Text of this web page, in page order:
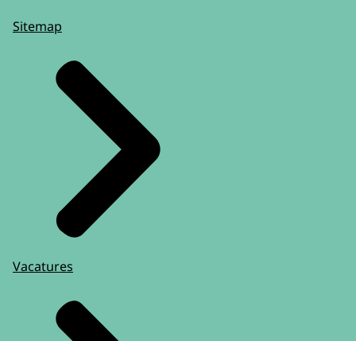
Belangrijke bepalingen uit de Bjj zijn niet
Bovendien vindt de RSJ het een gemis
dat de rechtspositie van jongeren,
die gesloten zijn geplaatst op grond van de
verplichte geestelijke gezondheidszorg...
of de wet zorg en dwang,
in het wetsvoorstel buiten beschouwing is
gelaten.
De geconstateerde onduidelijkheden
worden ondervangen door één wet op te
stellen.
Sitemap
Vacatures